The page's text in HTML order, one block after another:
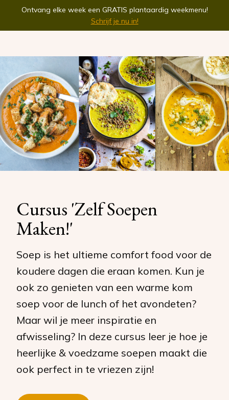
Ontvang elke week een GRATIS plantaardig weekmenu!
Schrijf je nu in!
Cursus 'Zelf Soepen
Maken!'
Soep is het ultieme comfort food voor de
koudere dagen die eraan komen. Kun je
ook zo genieten van een warme kom
soep voor de lunch of het avondeten?
Maar wil je meer inspiratie en
afwisseling? In deze cursus leer je hoe je
heerlijke & voedzame soepen maakt die
ook perfect in te vriezen zijn!